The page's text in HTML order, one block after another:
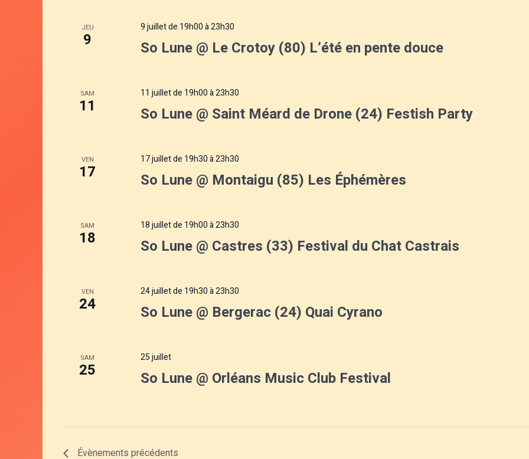
JEU
9 So Lune @ Le Crotoy (80) L’été en pente douce
9 juillet de 19h00à23h30
SAM
11 So Lune @ Saint Méard de Drone (24) Festish Party
11 juillet de 19h00à23h30
VEN
17 So Lune @ Montaigu (85) Les Éphémères
17 juillet de 19h30à23h30
SAM
18 So Lune @ Castres (33) Festival du Chat Castrais
18 juillet de 19h00à23h30
VEN
24 So Lune @ Bergerac (24) Quai Cyrano
24 juillet de 19h30à23h30
SAM
25 So Lune @ Orléans Music Club Festival
25 juillet
Évènements précédents